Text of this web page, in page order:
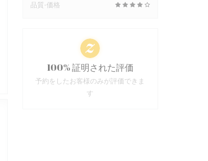
品質-価格
100% 証明された評価
予約をしたお客様のみが評価できま
す